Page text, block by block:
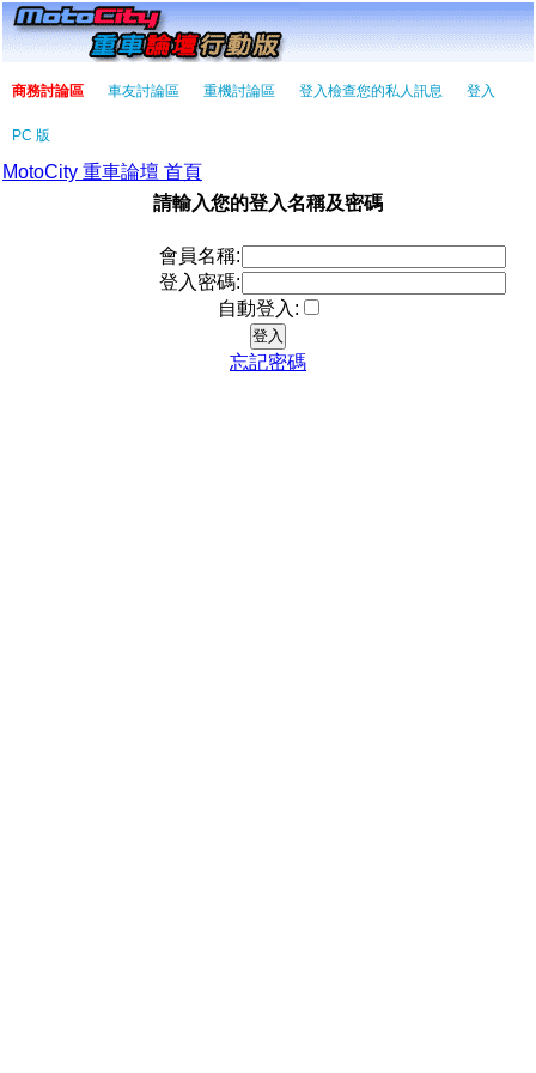
商務討論區 車友討論區 重機討論區 登入檢查您的私人訊息 登入
PC 版
MotoCity 重車論壇 首頁
請輸入您的登入名稱及密碼
會員名稱:
登入密碼:
自動登入:
忘記密碼